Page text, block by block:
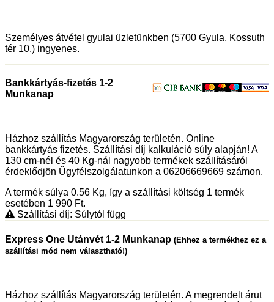
Személyes átvétel gyulai üzletünkben (5700 Gyula, Kossuth
tér 10.) ingyenes.
Bankkártyás-fizetés 1-2
Munkanap
Házhoz szállítás Magyarország területén. Online
bankkártyás fizetés. Szállítási díj kalkuláció súly alapján! A
130 cm-nél és 40 Kg-nál nagyobb termékek szállításáról
érdeklődjön Ügyfélszolgálatunkon a 06206669669 számon.
A termék súlya 0.56 Kg, így a szállítási költség 1 termék
esetében 1 990 Ft.
Szállítási díj: Súlytól függ
Express One Utánvét 1-2 Munkanap (Ehhez a termékhez ez a
szállítási mód nem választható!)
Házhoz szállítás Magyarország területén. A megrendelt árut